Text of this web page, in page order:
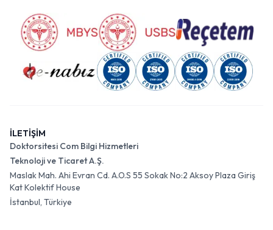
İLETİŞİM
Doktorsitesi Com Bilgi Hizmetleri
Teknoloji ve Ticaret A.Ş.
Maslak Mah. Ahi Evran Cd. A.O.S 55 Sokak No:2 Aksoy Plaza Giriş
Kat Kolektif House
İstanbul, Türkiye